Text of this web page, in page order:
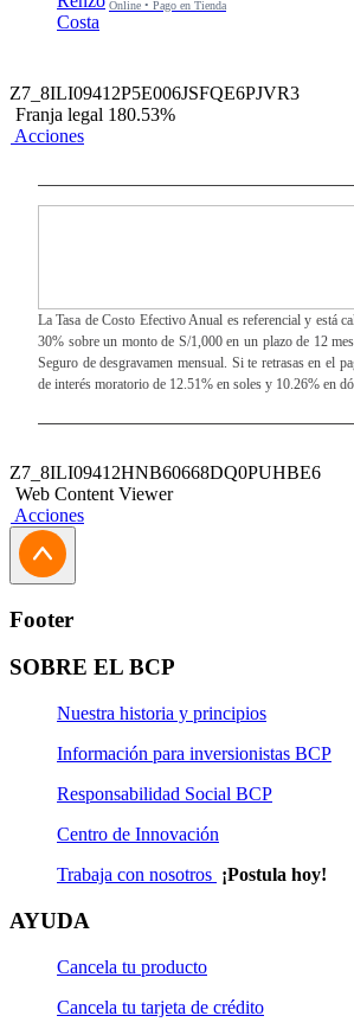
Online • Pago en Tienda
Z7_8ILI09412P5E006JSFQE6PJVR3
Franja legal 180.53%
Acciones
La Tasa de Costo Efectivo Anual es referencial y está
30% sobre un monto de S/1,000 en un plazo de 12
Seguro de desgravamen mensual. Si te retrasas en el
de interés moratorio de 12.51% en soles y 10.26% en
Z7_8ILI09412HNB60668DQ0PUHBE6
Web Content Viewer
Acciones
Footer
SOBRE EL BCP
Nuestra historia y principios
Información para inversionistas BCP
Responsabilidad Social BCP
Centro de Innovación
Trabaja con nosotros ¡Postula hoy!
AYUDA
Cancela tu producto
Cancela tu tarjeta de crédito